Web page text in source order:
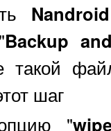
Nandroid
Backup
такой
шаг
"